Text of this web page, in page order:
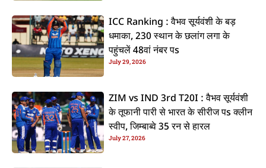
ICC Ranking : वैभव सूर्यवंशी के बड़
धमाका, 230 स्थान के छलांग लगा के
पहुंचलें 48वां नंबर पs
July 29, 2026
ZIM vs IND 3rd T20I : वैभव सूर्यवंशी
के तूफानी पारी से भारत के सीरीज पs क्लीन
स्वीप, जिम्बाब्वे 35 रन से हारल
July 27, 2026